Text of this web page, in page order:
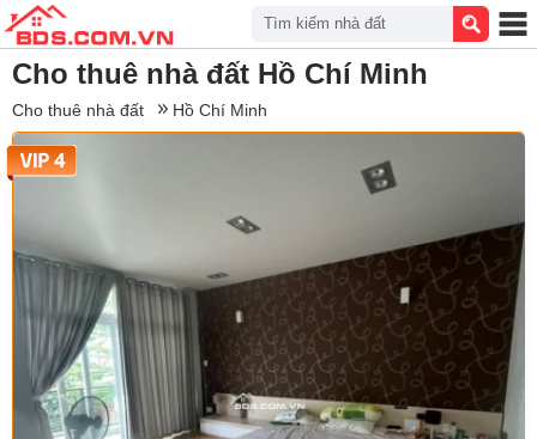
Cho thuê nhà đất Hồ Chí Minh
Cho thuê nhà đất Hồ Chí Minh
Tìm kiếm nhà đất